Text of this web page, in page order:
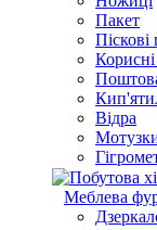
Мастила
Мідний
Ножиці
Пакет
Піскові
Корисні
Відра